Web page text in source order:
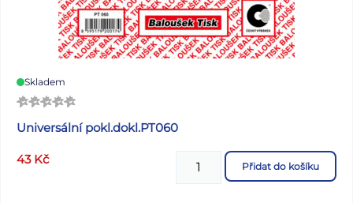
Skladem
Universální pokl.dokl.PT060
43 Kč Přidat do košíku